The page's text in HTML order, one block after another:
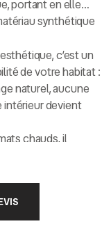
portant en elle
synthétique
c’est un
de votre habitat :
naturel, aucune
intérieur devient
chauds, il
toucher.
les
les éléments